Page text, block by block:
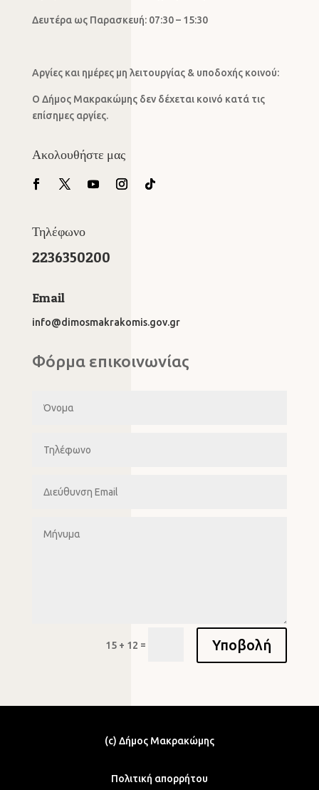
Δευτέρα ως Παρασκευή: 07:30 – 15:30
Αργίες και ημέρες μη λειτουργίας & υποδοχής κοινού:
Ο Δήμος Μακρακώμης δεν δέχεται κοινό κατά τις
επίσημες αργίες.
Ακολουθήστε μας
Τηλέφωνο
2236350200
Email
info@dimosmakrakomis.gov.gr
Φόρμα επικοινωνίας
15 + 12 = Υποβολή
(c) Δήμος Μακρακώμης
Πολιτική απορρήτου